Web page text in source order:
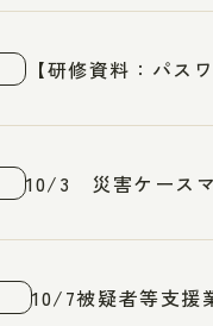
【研修資料：パ
10/3 災害ケースマ
10/7被疑者等支援